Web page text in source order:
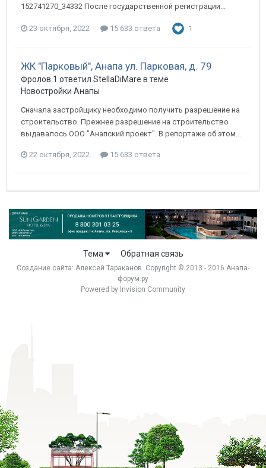
152741270_34332 После государственной регистрации...
23 октября, 2022 15 633 ответа 1
ЖК "Парковый", Анапа ул. Парковая, д. 79
Фролов 1 ответил StellaDiMare в теме
Новостройки Анапы
Сначала застройщику необходимо получить разрешение на
строительство. Прежнее разрешение на строительство
выдавалось ООО "Анапский проект". В репортаже об этом...
22 октября, 2022 15 633 ответа
Тема Обратная связь
Создание сайта: Алексей Тараканов. Copyright © 2013 - 2016 Анапа-
форум.ру
Powered by Invision Community